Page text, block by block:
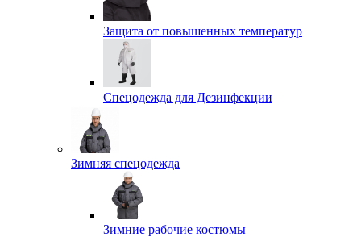
Защита от повышенных температур
Спецодежда для Дезинфекции
Зимняя спецодежда
Зимние рабочие костюмы